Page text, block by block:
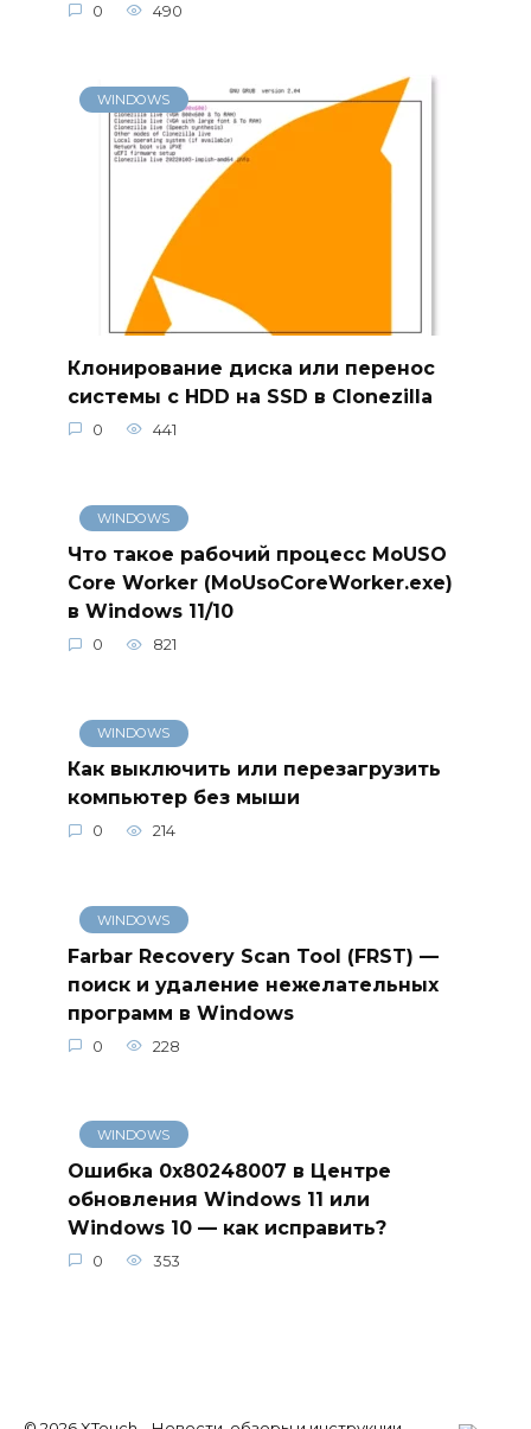
0 490
WINDOWS
Клонирование диска или перенос
системы с HDD на SSD в Clonezilla
0 441
WINDOWS
Что такое рабочий процесс MoUSO
Core Worker (MoUsoCoreWorker.exe)
в Windows 11/10
0 821
WINDOWS
Как выключить или перезагрузить
компьютер без мыши
0 214
WINDOWS
Farbar Recovery Scan Tool (FRST) —
поиск и удаление нежелательных
программ в Windows
0 228
WINDOWS
Ошибка 0x80248007 в Центре
обновления Windows 11 или
Windows 10 — как исправить?
0 353